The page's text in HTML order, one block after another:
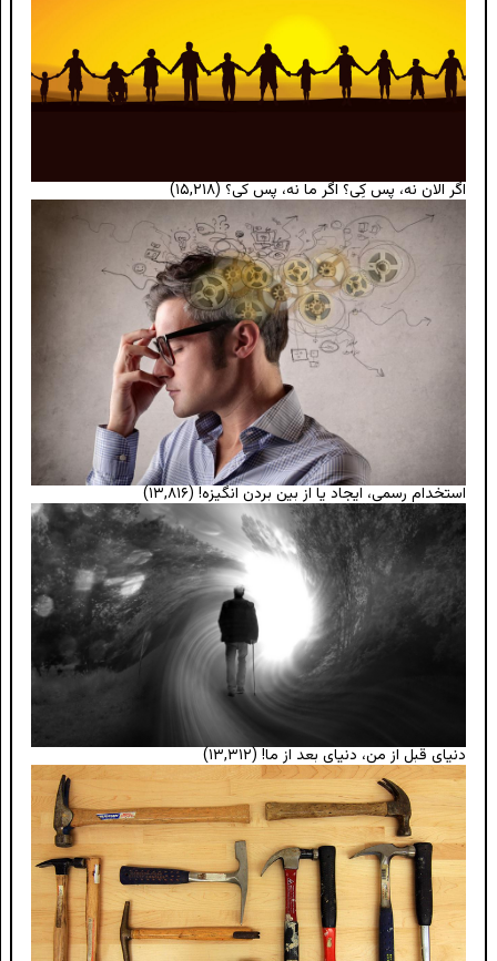
اگر الان نه، پس کِی؟ اگر ما نه، پس کی؟(۱۵,۲۱۸)
استخدام رسمی، ایجاد یا از بین بردن انگیزه! (۱۳,۸۱۶)
دنیای قبل از من، دنیای بعد از ما! (۱۳,۳۱۲)